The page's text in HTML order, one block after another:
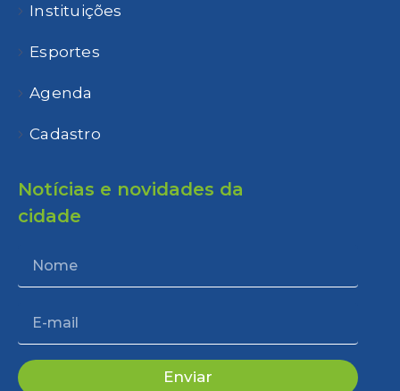
Instituições
Esportes
Agenda
Cadastro
Notícias e novidades da
cidade
Enviar